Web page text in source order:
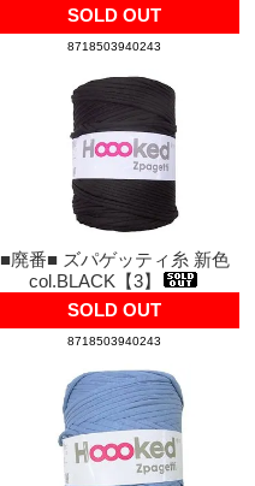
SOLD OUT
8718503940243
■廃番■ ズパゲッティ糸 新色
col.BLACK【3】
SOLD OUT
8718503940243